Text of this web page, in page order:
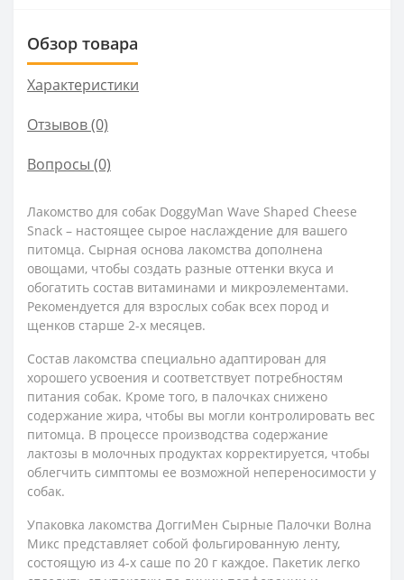
Обзор товара
Характеристики
Отзывов (0)
Вопросы (0)
Лакомство для собак DoggyMan Wave Shaped Cheese
Snack – настоящее сырое наслаждение для вашего
питомца. Сырная основа лакомства дополнена
овощами, чтобы создать разные оттенки вкуса и
обогатить состав витаминами и микроэлементами.
Рекомендуется для взрослых собак всех пород и
щенков старше 2-х месяцев.
Состав лакомства специально адаптирован для
хорошего усвоения и соответствует потребностям
питания собак. Кроме того, в палочках снижено
содержание жира, чтобы вы могли контролировать вес
питомца. В процессе производства содержание
лактозы в молочных продуктах корректируется, чтобы
облегчить симптомы ее возможной непереносимости у
собак.
Упаковка лакомства ДоггиМен Сырные Палочки Волна
Микс представляет собой фольгированную ленту,
состоящую из 4-х саше по 20 г каждое. Пакетик легко